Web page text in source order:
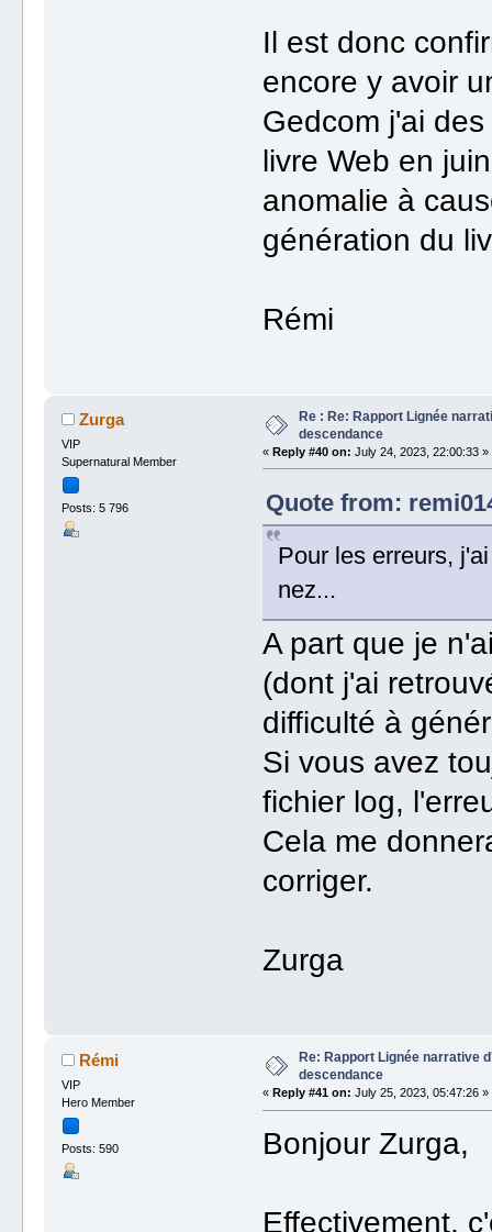
Il est donc
encore y avoir
Gedcom j'ai
livre Web en
anomalie à
génération du
Rémi
Zurga
VIP
Supernatural Member
Posts: 5 796
Re : Re: Rapport Lignée
descendance
«Reply #40 on: July 24, 2023, 22:00:33 »
Quote from:
Pour les erreurs,
nez...
A part que je
(dont j'ai
difficulté à
Si vous avez
fichier log,
Cela me
corriger.
Zurga
Rémi
VIP
Hero Member
Posts: 590
Re: Rapport Lignée narrative
descendance
«Reply #41 on: July 25, 2023, 05:47:26 »
Bonjour Zurga,
Effectivement,